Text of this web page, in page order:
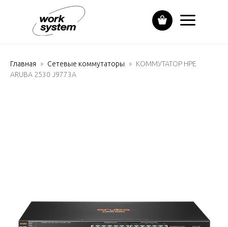
Главная Сетевые коммутаторы
КОММУТАТОР HPE
ARUBA 2530 J9773A